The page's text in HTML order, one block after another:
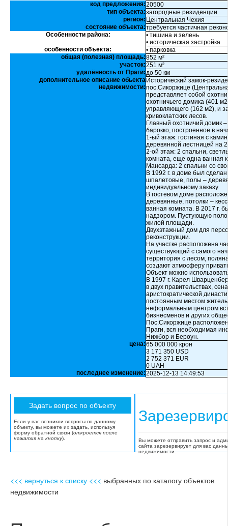
код предложения:20500
тип объекта:загородные резиденции
регион: Центральная Чехия
состояние объекта:требуется частичная
Особенности района:
• тишина и зелень
• историческая застройка
особенности объекта:
• парковка
общая (полезная) площадь:852 м²
участок:251 м²
удалённость от Праги:до 50 км
дополнительное описание обьекта
недвижимости:
Исторический замок-
пос.Сикоржице
представляет собой
охотничьего домика (401
управляющего (162 м2), и
кривоклатских лесов.
Главный охотничий домик
барокко, построенное в
1-ый этаж: гостиная с
деревянной лестницей на
2-ой этаж: 2 спальни,
комната, еще одна ванная
Мансарда: 2 спальни со
В 1992 г. в доме был
шпалетовые, полы –
индивидуальному заказу.
В гостевом доме
деревянные, потолки –
ванная комната. В 2017 г.
надзором. Пустующую
жилой площади.
Двухэтажный дом для
реконструкции.
На участке расположена
существующий с самого
территория с лесом,
создают атмосферу
Объект можно
В 1997 г. Карел
в двух правительствах,
аристократической
постоянным местом
неформальным центром
бизнесменов и других
Пос.Сикоржице
Праги, вся необходимая
Нижбор и Бероун.
цена:65 000 000 крон
3 171 350 USD
2 752 371 EUR
0 UAH
последнее изменение:2025-12-13 14:49:53
Если у вас возникли вопросы по данному
объекту, вы можете их задать, используя
форму обратной связи (откроется после
нажатия на кнопку).
Вы можете отправить запрос и
сайта зарезервирует для вас
недвижимости.
<<< вернуться к списку <<< выбранных по каталогу объектов
недвижимости